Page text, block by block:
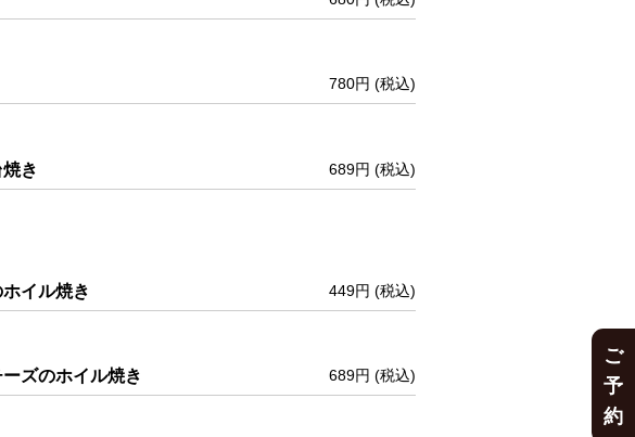
780円 (税込)
き 689円 (税込)
イル焼き 449円 (税込)
ズのホイル焼き 689円 (税込)
ご
予
約